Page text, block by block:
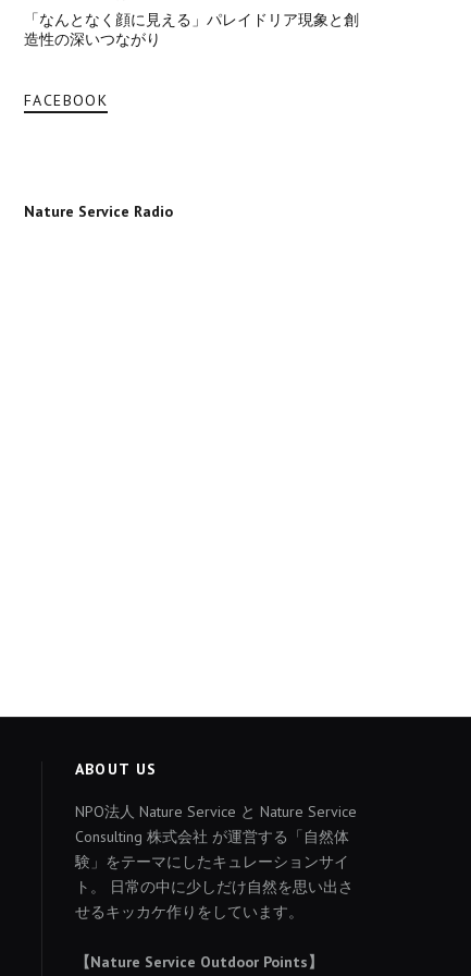
「なんとなく顔に見える」パレイドリア現象と創
造性の深いつながり
FACEBOOK
Nature Service Radio
ABOUT US
NPO法人 Nature Service と Nature Service
Consulting 株式会社 が運営する「自然体
験」をテーマにしたキュレーションサイ
ト。 日常の中に少しだけ自然を思い出さ
せるキッカケ作りをしています。
【Nature Service Outdoor Points】